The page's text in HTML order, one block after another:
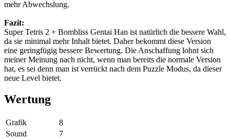
mehr Abwechslung.
Fazit:
Super Tetris 2 + Bombliss Gentai Han ist natürlich die bessere Wahl,
da sie minimal mehr Inhalt bietet. Daher bekommt diese Version
eine geringfügig bessere Bewertung. Die Anschaffung lohnt sich
meiner Meinung nach nicht, wenn man bereits die normale Version
hat, es sei denn man ist verrückt nach dem Puzzle Modus, da dieser
neue Level bietet.
Wertung
Grafik
8
Sound
7